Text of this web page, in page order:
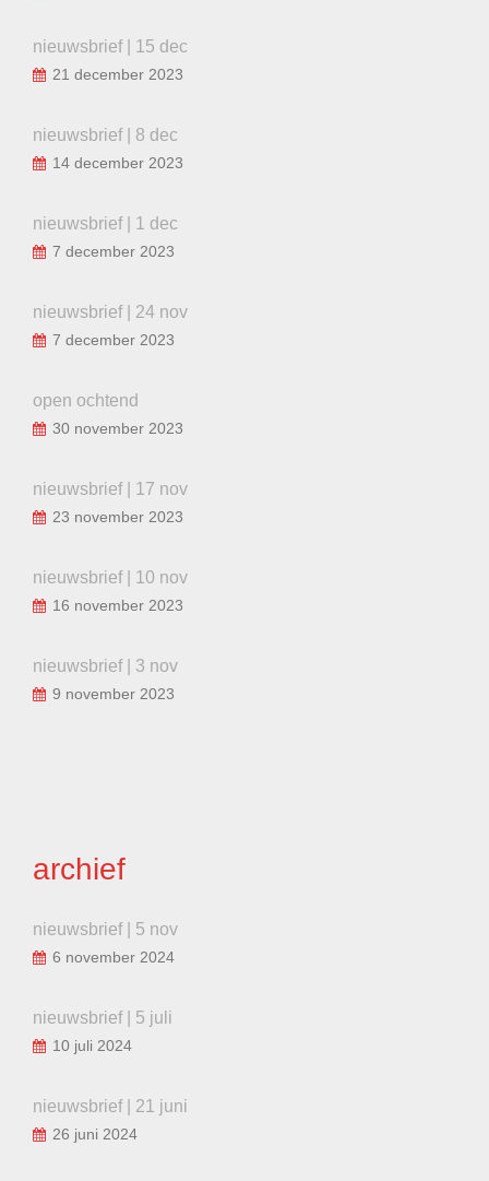
nieuwsbrief | 15 dec
21 december 2023
nieuwsbrief | 8 dec
14 december 2023
nieuwsbrief | 1 dec
7 december 2023
nieuwsbrief | 24 nov
7 december 2023
open ochtend
30 november 2023
nieuwsbrief | 17 nov
23 november 2023
nieuwsbrief | 10 nov
16 november 2023
nieuwsbrief | 3 nov
9 november 2023
archief
nieuwsbrief | 5 nov
6 november 2024
nieuwsbrief | 5 juli
10 juli 2024
nieuwsbrief | 21 juni
26 juni 2024